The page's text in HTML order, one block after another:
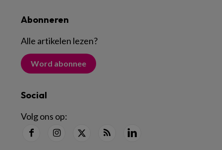
Abonneren
Alle artikelen lezen?
Word abonnee
Social
Volg ons op: